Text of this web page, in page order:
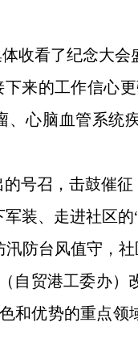
收看了纪念大会
来的工作信心
心脑血管系统
号召，击鼓催征
装、走进社区
防台风值守，社
自贸港工委办
和优势的重点领